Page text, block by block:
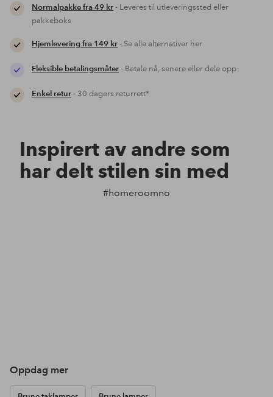
Normalpakke fra 49 kr- Leveres til utleveringssted eller
pakkeboks
Hjemlevering fra 149 kr- Se alle alternativer her
Fleksible betalingsmåter- Betale nå, senere eller dele opp
Enkel retur- 30 dagers returrett*
Inspirert av andre som
har delt stilen sin med
#homeroomno
Oppdag mer